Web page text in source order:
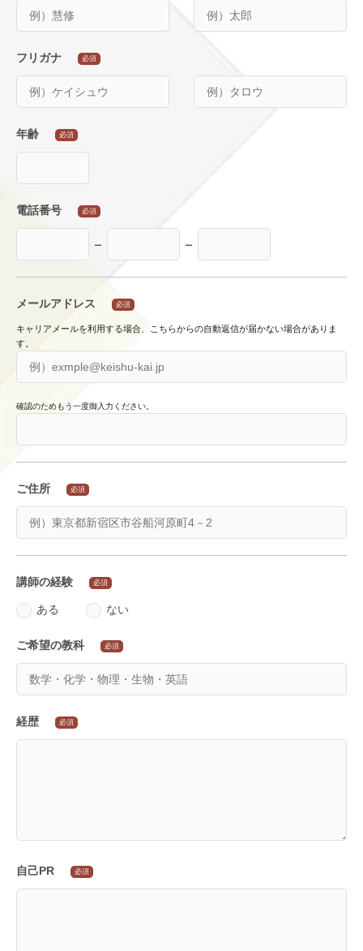
フリガナ 必須
年齢 必須
電話番号 必須
ー ー
メールアドレス 必須
キャリアメールを利用する場合、こちらからの自動返信が届かない場合がありま
す。
確認のためもう一度御入力ください。
ご住所 必須
講師の経験 必須
ある ない
ご希望の教科 必須
経歴 必須
自己PR 必須